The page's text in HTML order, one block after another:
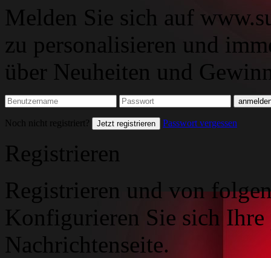
Melden Sie sich auf
zu personalisieren und
über Neuheiten und
Noch nicht registriert? Jetzt registrieren Passwort vergessen
Registrieren
Registrieren und von
Konfigurieren Sie sich
Nachrichtenseite.